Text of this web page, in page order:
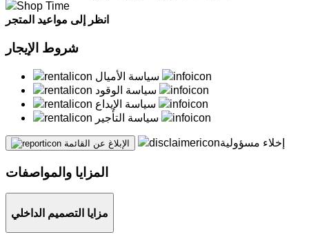
انظر إلى مواعيد المتجر
شروط الإيجار
الإبلاغ عن القائمة إخلاء مسؤولية
المزايا والمواصفات
مزايا التصميم الداخلي